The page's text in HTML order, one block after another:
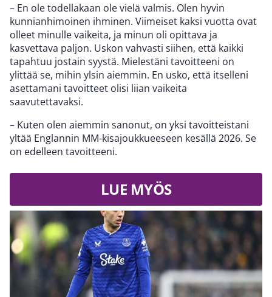
– En ole todellakaan ole vielä valmis. Olen hyvin
kunnianhimoinen ihminen. Viimeiset kaksi vuotta ovat
olleet minulle vaikeita, ja minun oli opittava ja
kasvettava paljon. Uskon vahvasti siihen, että kaikki
tapahtuu jostain syystä. Mielestäni tavoitteeni on
ylittää se, mihin ylsin aiemmin. En usko, että itselleni
asettamani tavoitteet olisi liian vaikeita
saavutettavaksi.
– Kuten olen aiemmin sanonut, on yksi tavoitteistani
yltää Englannin MM-kisajoukkueeseen kesällä 2026. Se
on edelleen tavoitteeni.
LUE MYÖS